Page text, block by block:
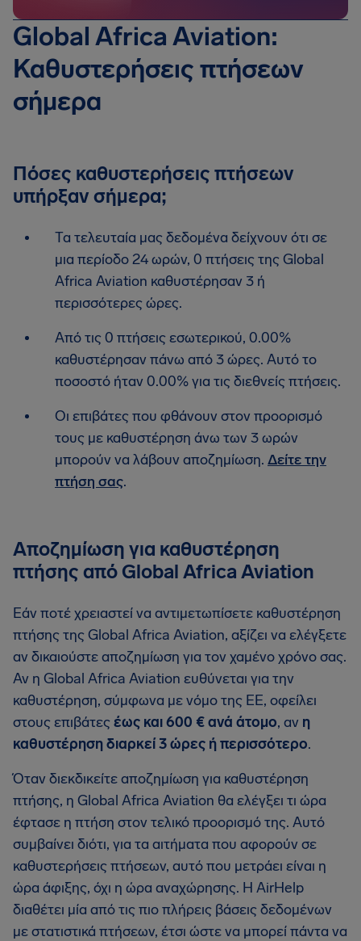
Global Africa Aviation:
Καθυστερήσεις πτήσεων
σήμερα
Πόσες καθυστερήσεις πτήσεων
υπήρξαν σήμερα;
Τα τελευταία μας δεδομένα δείχνουν ότι σε
μια περίοδο 24 ωρών, 0 πτήσεις της Global
Africa Aviation καθυστέρησαν 3 ή
περισσότερες ώρες.
Από τις 0 πτήσεις εσωτερικού, 0.00%
καθυστέρησαν πάνω από 3 ώρες. Αυτό το
ποσοστό ήταν 0.00% για τις διεθνείς πτήσεις.
Οι επιβάτες που φθάνουν στον προορισμό
τους με καθυστέρηση άνω των 3 ωρών
μπορούν να λάβουν αποζημίωση. Δείτε την
πτήση σας.
Αποζημίωση για καθυστέρηση
πτήσης από Global Africa Aviation
Εάν ποτέ χρειαστεί να αντιμετωπίσετε καθυστέρηση
πτήσης της Global Africa Aviation, αξίζει να ελέγξετε
αν δικαιούστε αποζημίωση για τον χαμένο χρόνο σας.
Αν η Global Africa Aviation ευθύνεται για την
καθυστέρηση, σύμφωνα με νόμο της ΕΕ, οφείλει
στους επιβάτεςέως και 600 € ανά άτομο, αν η
καθυστέρηση διαρκεί 3 ώρες ή περισσότερο.
Όταν διεκδικείτε αποζημίωση για καθυστέρηση
πτήσης, η Global Africa Aviation θα ελέγξει τι ώρα
έφτασε η πτήση στον τελικό προορισμό της. Αυτό
συμβαίνει διότι, για τα αιτήματα που αφορούν σε
καθυστερήσεις πτήσεων, αυτό που μετράει είναι η
ώρα άφιξης, όχι η ώρα αναχώρησης. Η AirHelp
διαθέτει μία από τις πιο πλήρεις βάσεις δεδομένων
με στατιστικά πτήσεων, έτσι ώστε να μπορεί πάντα να